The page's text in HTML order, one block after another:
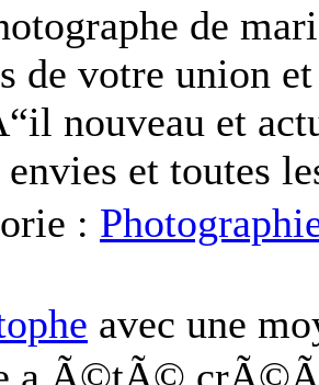
de
de votre union
nouveau et
et toutes
:
avec une